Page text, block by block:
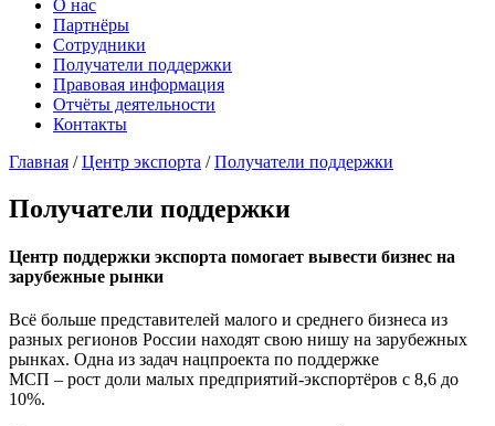
О нас
Партнёры
Сотрудники
Получатели поддержки
Правовая информация
Отчёты деятельности
Контакты
Главная /Центр экспорта /Получатели поддержки
Получатели поддержки
Центр поддержки экспорта помогает вывести бизнес на
зарубежные рынки
Всё больше представителей малого и среднего бизнеса из
разных регионов России находят свою нишу на зарубежных
рынках. Одна из задач нацпроекта по поддержке
МСП – рост доли малых предприятий-экспортёров с 8,6 до
10%.